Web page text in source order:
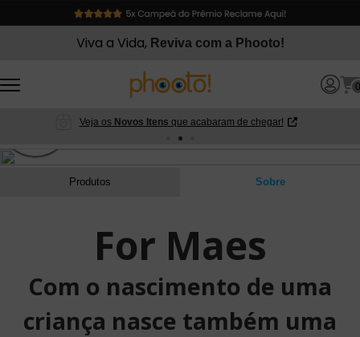
Viva a Vida, Reviva com a Phooto!
0
Veja osNovos Itens que acabaram de chegar!
Produtos Sobre
For Maes
Com o nascimento de uma
criança nasce também uma